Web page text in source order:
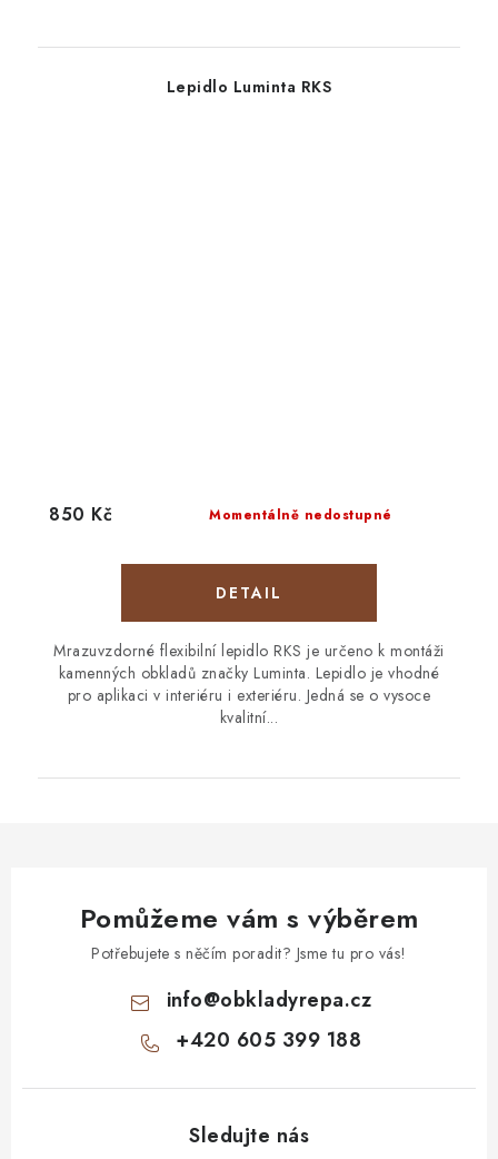
Lepidlo Luminta RKS
Momentálně nedostupné
850 Kč
Mrazuvzdorné flexibilní lepidlo RKS je určeno k montáži
kamenných obkladů značky Luminta. Lepidlo je vhodné
pro aplikaci v interiéru i exteriéru. Jedná se o vysoce
kvalitní...
Pomůžeme vám s výběrem
Potřebujete s něčím poradit? Jsme tu pro vás!
info@obkladyrepa.cz
+420 605 399 188